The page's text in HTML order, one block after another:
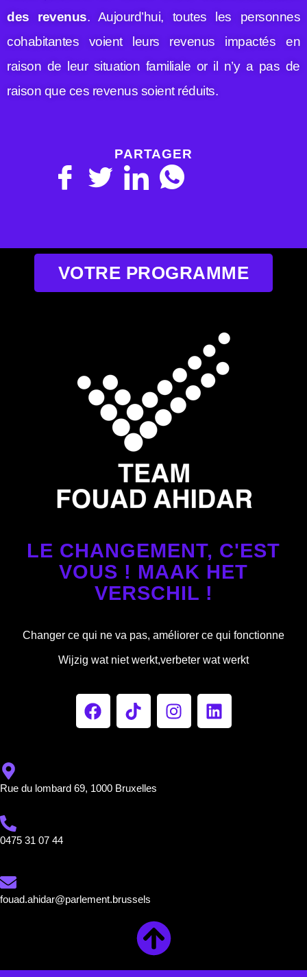
des revenus. Aujourd’hui, toutes les personnes
cohabitantes voient leurs revenus impactés en
raison de leur situation familiale or il n’y a pas de
raison que ces revenus soient réduits.
PARTAGER
VOTRE PROGRAMME
LE CHANGEMENT, C'EST
VOUS ! MAAK HET
VERSCHIL !
Changer ce qui ne va pas, améliorer ce qui fonctionne
Wijzig wat niet werkt,verbeter wat werkt
Rue du lombard 69, 1000 Bruxelles
0475 31 07 44
fouad.ahidar@parlement.brussels